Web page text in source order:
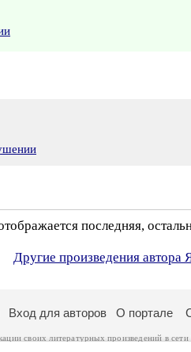
последняя,
Другие произведения
Вход для авторов О портале
своих литературных произведений в
произведений возможна только с